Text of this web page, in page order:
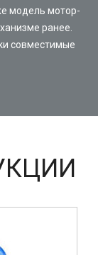
модель мотор-
ранее.
совместимые